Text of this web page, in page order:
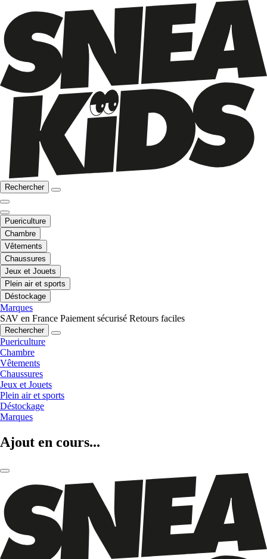
Rechercher
Puericulture
Chambre
Vêtements
Chaussures
Jeux et Jouets
Plein air et sports
Déstockage
Marques
SAV en France Paiement sécurisé Retours faciles
Rechercher
Puericulture
Chambre
Vêtements
Chaussures
Jeux et Jouets
Plein air et sports
Déstockage
Marques
Ajout en cours...